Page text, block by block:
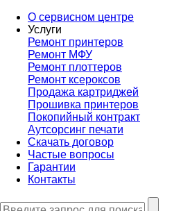
О сервисном центре
Услуги
Ремонт принтеров
Ремонт МФУ
Ремонт плоттеров
Ремонт ксероксов
Продажа картриджей
Прошивка принтеров
Покопийный контракт
Аутсорсинг печати
Скачать договор
Частые вопросы
Гарантии
Контакты